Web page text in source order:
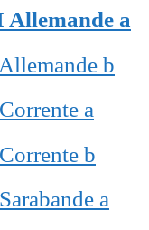
a
b
a
b
a